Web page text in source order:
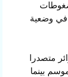
ضغوطات
في وضعية
متصدرا
بينما